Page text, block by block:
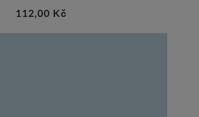
112,00 Kč